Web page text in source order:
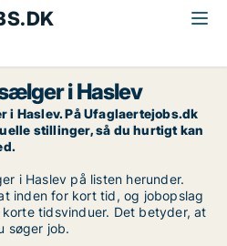
i Haslev
i Haslev. På Ufaglaertejobs.dk
stillinger, så du hurtigt kan
i Haslev på listen herunder.
inden for kort tid, og jobopslag
tidsvinduer. Det betyder, at
søger job.